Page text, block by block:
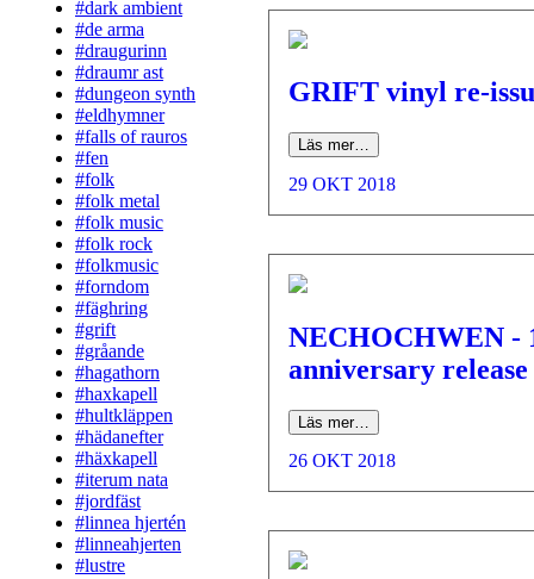
#dark ambient
#de arma
#draugurinn
#draumr ast
#dungeon synth
#eldhymner
#falls of rauros
#fen
#folk
#folk metal
#folk music
#folk rock
#folkmusic
#forndom
#fäghring
#grift
#gråande
#hagathorn
#haxkapell
#hultkläppen
#hädanefter
#häxkapell
#iterum nata
#jordfäst
#linnea hjertén
#linneahjerten
#lustre
GRIFT vinyl re-
Läs mer…
29 OKT 2018
NECHOCHWEN -
anniversary release
Läs mer…
26 OKT 2018